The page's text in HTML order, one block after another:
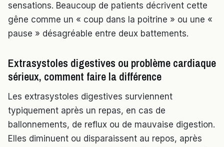
sensations. Beaucoup de patients décrivent cette
gêne comme un « coup dans la poitrine » ou une «
pause » désagréable entre deux battements.
Extrasystoles digestives ou problème cardiaque
sérieux, comment faire la différence
Les extrasystoles digestives surviennent
typiquement après un repas, en cas de
ballonnements, de reflux ou de mauvaise digestion.
Elles diminuent ou disparaissent au repos, après